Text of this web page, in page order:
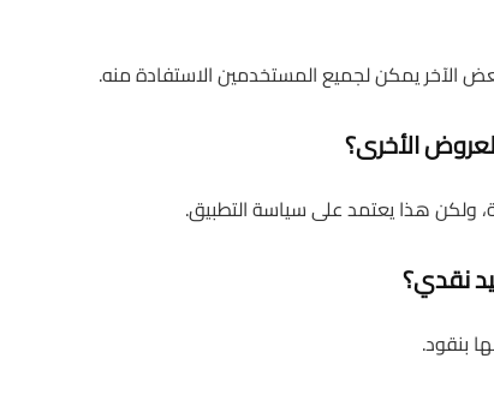
الآخر يمكن لجميع المستخدمين الاستفادة منه.
ولكن هذا يعتمد على سياسة التطبيق.
بنقود.